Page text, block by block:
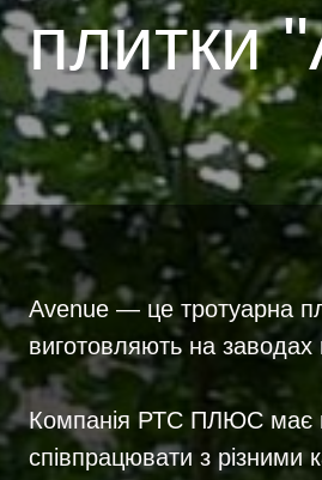
плитки
Avenue — це тротуарна
виготовляють на заводах
Компанія РТС ПЛЮС має
співпрацювати з різними